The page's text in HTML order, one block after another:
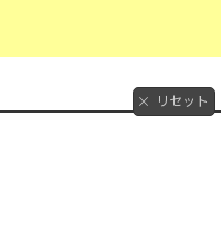
リセット